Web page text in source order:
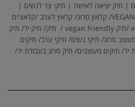
| תיק יציאה לאישה | תיקי צד לנשים |
תיק ערב לאישה | תיק טבעוני VEGAN/ קלאץ סרוג/ קלאץ לערב /קלאצ'ים
/vegan bag/ vegan fashion /תיק vegan friendly / תיק/ תיק יד/ תיק
סרוג/ תיקי נשים/ תיקי ערב/ תיקים
יד/ תיקים מעוצבים/ תיק סרוג בעבודת יד/